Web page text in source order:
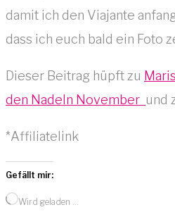
damit ich den Viajante
dass ich euch bald ein Foto
Dieser Beitrag hüpft zu
den Nadeln November und
*Affiliatelink
Gefällt mir:
Wird geladen …